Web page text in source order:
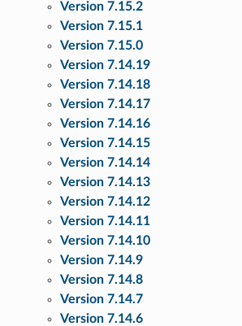
Version 7.15.2
Version 7.15.1
Version 7.15.0
Version 7.14.19
Version 7.14.18
Version 7.14.17
Version 7.14.16
Version 7.14.15
Version 7.14.14
Version 7.14.13
Version 7.14.12
Version 7.14.11
Version 7.14.10
Version 7.14.9
Version 7.14.8
Version 7.14.7
Version 7.14.6